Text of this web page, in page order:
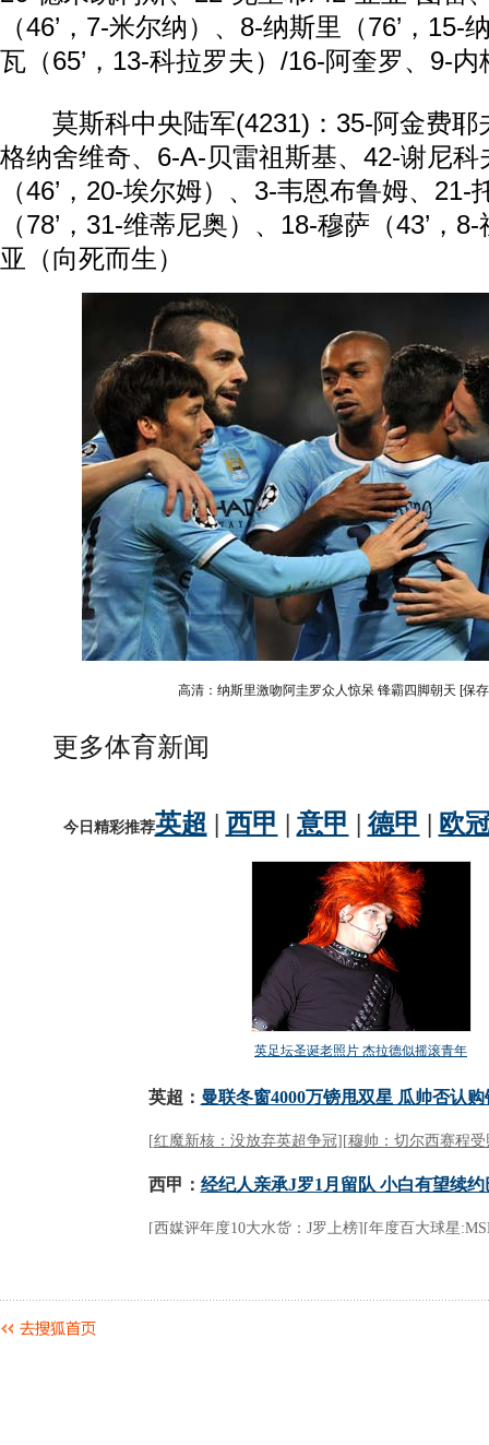
（46’，7-米尔纳）、8-纳斯里（76’，15-
瓦（65’，13-科拉罗夫）/16-阿奎罗、9-内
莫斯科中央陆军(4231)：35-阿金费耶
格纳舍维奇、6-A-贝雷祖斯基、42-谢尼科
（46’，20-埃尔姆）、3-韦恩布鲁姆、
（78’，31-维蒂尼奥）、18-穆萨（43’，
亚（向死而生）
高清：纳斯里激吻阿圭罗众人惊呆 锋霸四脚朝天 [保
更多体育新闻